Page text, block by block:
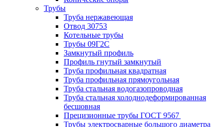
Трубы
Труба нержавеющая
Отвод 30753
Котельные трубы
Трубы 09Г2С
Замкнутый профиль
Профиль гнутый замкнутый
Труба профильная квадратная
Труба профильная прямоугольная
Труба стальная водогазопроводная
Труба стальная холоднодеформированная
бесшовная
Прецизионные трубы ГОСТ 9567
Трубы электросварные большого диаметра